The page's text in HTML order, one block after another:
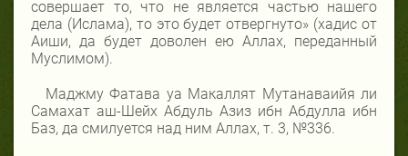
совершает то, что не является частью нашего
дела (Ислама), то это будет отвергнуто» (хадис от
Аиши, да будет доволен ею Аллах, переданный
Муслимом).
Маджму Фатава уа Макаллят Мутанаваийя ли
Самахат аш-Шейх Абдуль Азиз ибн Абдулла ибн
Баз, да смилуется над ним Аллах, т. 3, №336.